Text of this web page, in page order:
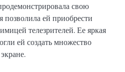
свою
позволила ей приобрести
телезрителей. Ее яркая
ей создать множество